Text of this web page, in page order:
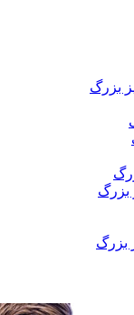
بزرگ
بزرگ
بزرگ